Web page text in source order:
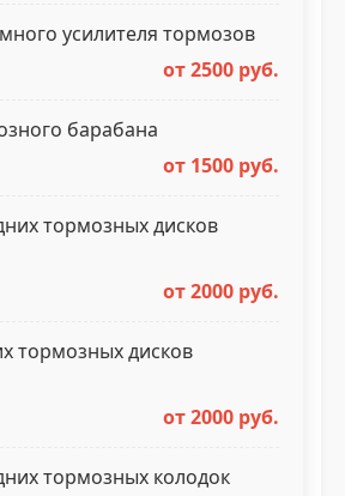
усилителя тормозов
от 2500 руб.
барабана
от 1500 руб.
тормозных дисков
от 2000 руб.
тормозных дисков
от 2000 руб.
тормозных колодок